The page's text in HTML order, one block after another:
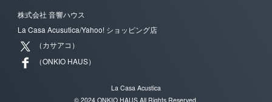
株式会社 音響ハウス
La Casa Acusutica/Yahoo! ショッピング店
（カサアコ）
（ONKIO HAUS）
La Casa Acustica
© 2024 ONKIO HAUS All Rights Reserved.